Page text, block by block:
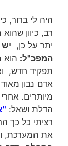
היה לי ברור,
רב, כיוון
יתר על כן,
המפכ"ל: הוא
תפקיד חדש,
אדם נבון
מיותרים.
הדלת ושאל:
רציתי כל כך
את המערכת,